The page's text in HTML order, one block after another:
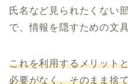
氏名など見られたくない
で、情報を隠すための文具
これを利用するメリット
必要がなく、そのまま捨